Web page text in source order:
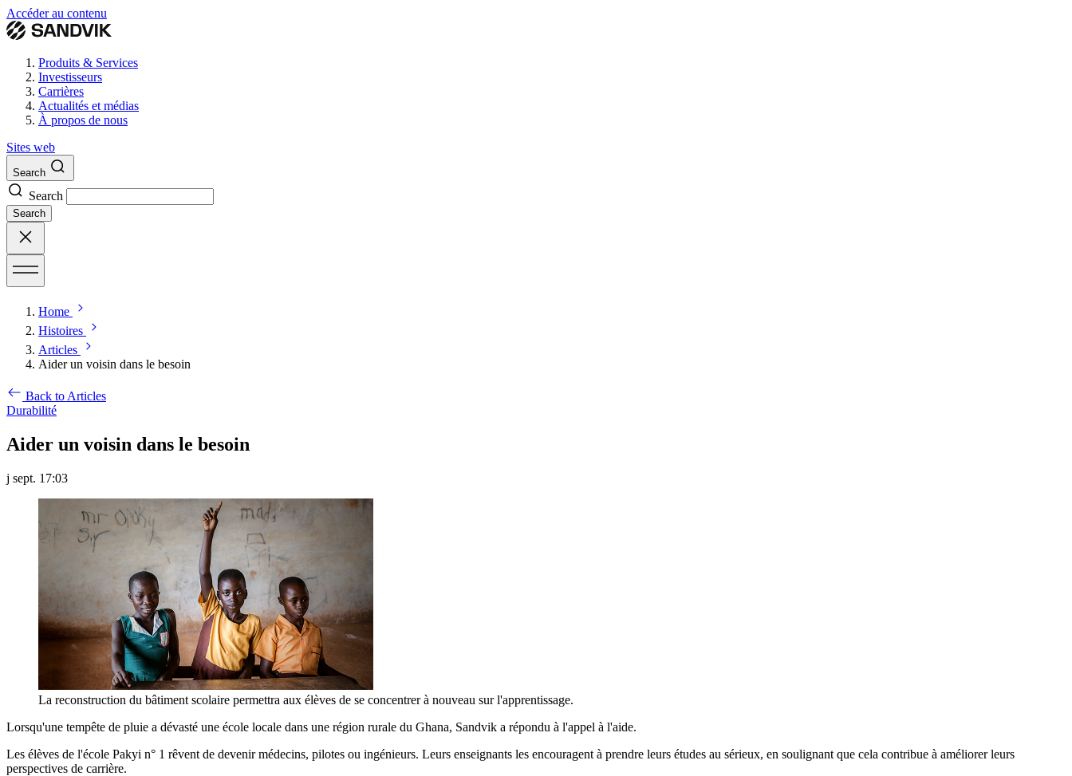
Accéder au contenu
Produits & Services
Investisseurs
Carrières
Actualités et médias
À propos de nous
Sites web
Search
Search
Search
Home
Histoires
Articles
Aider un voisin dans le besoin
Back to Articles
Durabilité
Aider un voisin dans le besoin
j sept. 17:03
La reconstruction du bâtiment scolaire permettra aux élèves de se concentrer à nouveau sur l'apprentissage.
Lorsqu'une tempête de pluie a dévasté une école locale dans une région rurale du Ghana, Sandvik a répondu à l'appel à l'aide.
Les élèves de l'école Pakyi n° 1 rêvent de devenir médecins, pilotes ou ingénieurs. Leurs enseignants les encouragent à prendre leurs études au sérieux, en soulignant que cela contribue à améliorer leurs
perspectives de carrière.